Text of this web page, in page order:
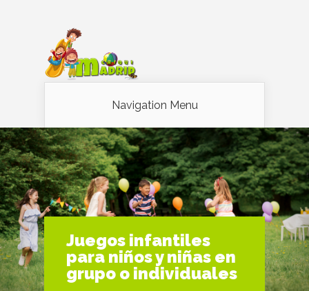
Navigation Menu
Juegos infantiles
para niños y niñas en
grupo o individuales